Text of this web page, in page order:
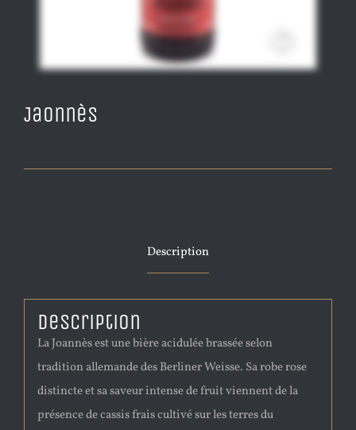
Jaonnès
Description
Description
La Joannès est une bière acidulée brassée selon
tradition allemande des Berliner Weisse. Sa robe rose
distincte et sa saveur intense de fruit viennent de la
présence de cassis frais cultivé sur les terres du